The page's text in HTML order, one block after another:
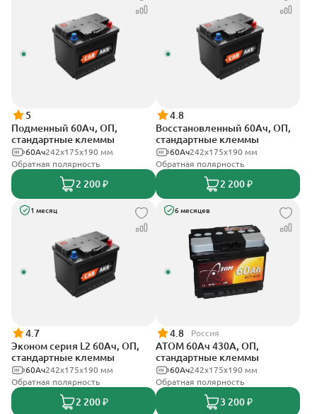
5
Подменный 60Ач, ОП,
стандартные клеммы
242х175х190 мм
60Ач
Обратная полярность
2 200 ₽
4.8
Восстановленный 60Ач, ОП,
стандартные клеммы
242х175х190 мм
60Ач
Обратная полярность
2 200 ₽
1 месяц
4.7
Эконом серия L2 60Ач, ОП,
стандартные клеммы
242х175х190 мм
60Ач
Обратная полярность
2 200 ₽
6 месяцев
4.8 Россия
АТОМ 60Ач 430А, ОП,
стандартные клеммы
242х175х190 мм
60Ач
Обратная полярность
3 200 ₽